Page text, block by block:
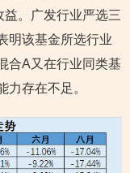
。广发行业严选三
明该基金所选行业
合A又在行业同类基
存在不足。